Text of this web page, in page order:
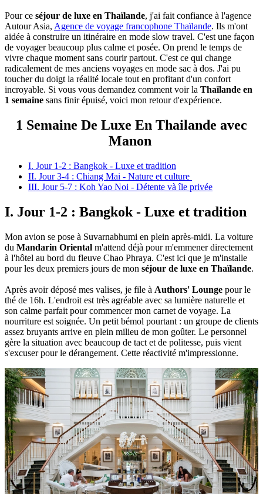
Pour ce séjour de luxe en Thaïlande, j'ai fait confiance à l'agence
Autour Asia, Agence de voyage francophone Thaïlande. Ils m'ont
aidée à construire un itinéraire en mode slow travel. C'est une façon
de voyager beaucoup plus calme et posée. On prend le temps de
vivre chaque moment sans courir partout. C'est ce qui change
radicalement de mes anciens voyages en mode sac à dos. J'ai pu
toucher du doigt la réalité locale tout en profitant d'un confort
incroyable. Si vous vous demandez comment voir la Thaïlande en
1 semaine sans finir épuisé, voici mon retour d'expérience.
1 Semaine De Luxe En Thailande avec
Manon
I. Jour 1-2 : Bangkok - Luxe et tradition
II. Jour 3-4 : Chiang Mai - Nature et culture
III. Jour 5-7 : Koh Yao Noi - Détente và île privée
I. Jour 1-2 : Bangkok - Luxe et tradition
Mon avion se pose à Suvarnabhumi en plein après-midi. La voiture
du Mandarin Oriental m'attend déjà pour m'emmener directement
à l'hôtel au bord du fleuve Chao Phraya. C'est ici que je m'installe
pour les deux premiers jours de mon séjour de luxe en Thaïlande.
Après avoir déposé mes valises, je file à Authors' Lounge pour le
thé de 16h. L'endroit est très agréable avec sa lumière naturelle et
son calme parfait pour commencer mon carnet de voyage. La
nourriture est soignée. Un petit bémol pourtant : un groupe de clients
assez bruyants arrive en plein milieu de mon goûter. Le personnel
gère la situation avec beaucoup de tact et de politesse, puis vient
s'excuser pour le dérangement. Cette réactivité m'impressionne.